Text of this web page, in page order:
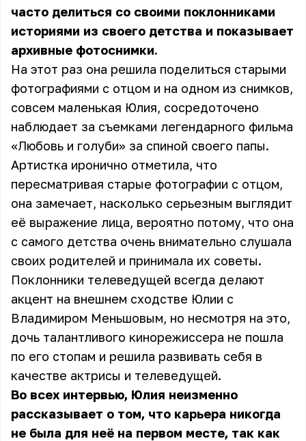
часто делиться со своими поклонниками
историями из своего детства и показывает
архивные фотоснимки.
На этот раз она решила поделиться старыми
фотографиями с отцом и на одном из снимков,
совсем маленькая Юлия, сосредоточено
наблюдает за съемками легендарного фильма
«Любовь и голуби» за спиной своего папы.
Артистка иронично отметила, что
пересматривая старые фотографии с отцом,
она замечает, насколько серьезным выглядит
её выражение лица, вероятно потому, что она
с самого детства очень внимательно слушала
своих родителей и принимала их советы.
Поклонники телеведущей всегда делают
акцент на внешнем сходстве Юлии с
Владимиром Меньшовым, но несмотря на это,
дочь талантливого кинорежиссера не пошла
по его стопам и решила развивать себя в
качестве актрисы и телеведущей.
Во всех интервью, Юлия неизменно
рассказывает о том, что карьера никогда
не была для неё на первом месте, так как